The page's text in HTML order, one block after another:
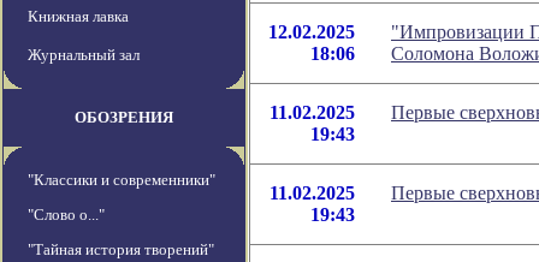
Книжная лавка
Журнальный зал
ОБОЗРЕНИЯ
"Классики и современники"
"Слово о..."
"Тайная история творений"
12.02.2025
18:06
"Импровизации
Соломона
11.02.2025
19:43
Первые
11.02.2025
19:43
Первые